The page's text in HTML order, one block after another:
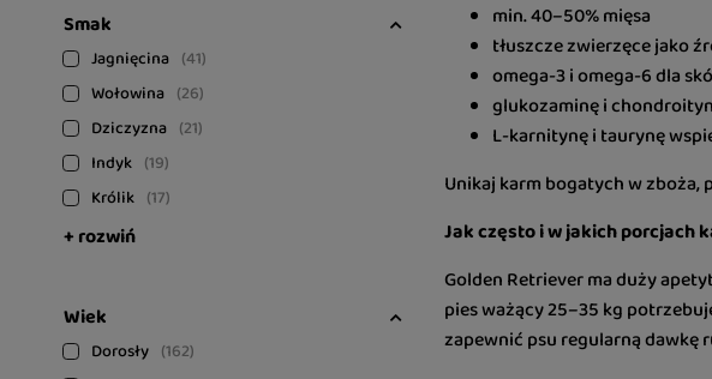
Smak
Jagnięcina
41
Wołowina
26
Dziczyzna
21
Indyk
19
Królik
17
+ rozwiń
Wiek
Dorosły
162
min. 40–50% mięsa
tłuszcze zwierzęce jako
omega-3 i omega-6 dla
glukozaminę i
L-karnitynę i taurynę
Unikaj karm bogatych w
Jak często i w jakich porcjach
Golden Retriever ma duży
pies ważący 25–35 kg
zapewnić psu regularną dawkę